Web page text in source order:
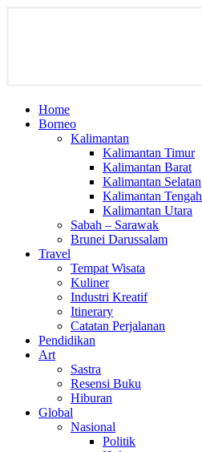
Home
Borneo
Kalimantan
Kalimantan Timur
Kalimantan Barat
Kalimantan Selatan
Kalimantan Tengah
Kalimantan Utara
Sabah – Sarawak
Brunei Darussalam
Travel
Tempat Wisata
Kuliner
Industri Kreatif
Itinerary
Catatan Perjalanan
Pendidikan
Art
Sastra
Resensi Buku
Hiburan
Global
Nasional
Politik